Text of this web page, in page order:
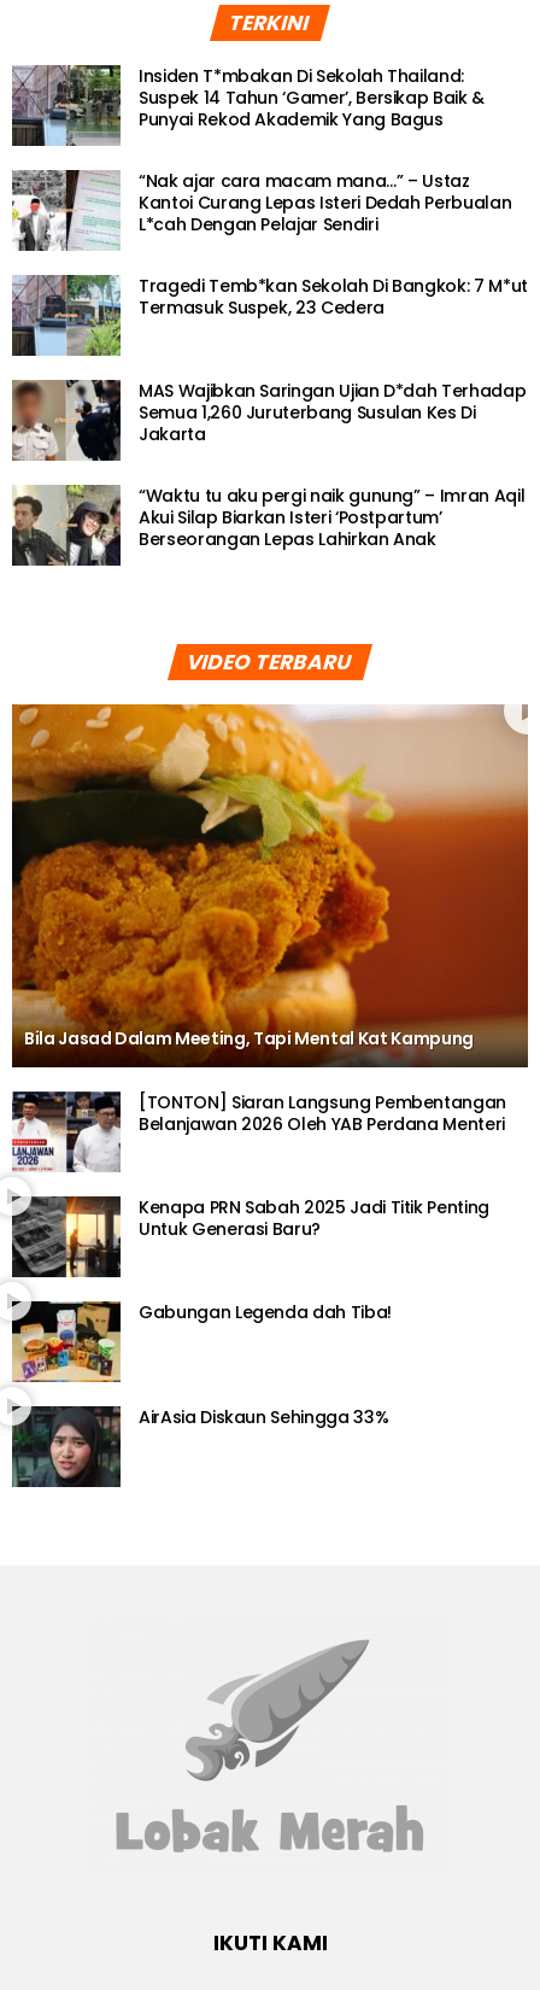
TERKINI
Insiden T*mbakan Di Sekolah Thailand:
Suspek 14 Tahun ‘Gamer’, Bersikap Baik &
Punyai Rekod Akademik Yang Bagus
“Nak ajar cara macam mana…” – Ustaz
Kantoi Curang Lepas Isteri Dedah Perbualan
L*cah Dengan Pelajar Sendiri
Tragedi Temb*kan Sekolah Di Bangkok: 7 M*ut
Termasuk Suspek, 23 Cedera
MAS Wajibkan Saringan Ujian D*dah Terhadap
Semua 1,260 Juruterbang Susulan Kes Di
Jakarta
“Waktu tu aku pergi naik gunung” – Imran Aqil
Akui Silap Biarkan Isteri ‘Postpartum’
Berseorangan Lepas Lahirkan Anak
VIDEO TERBARU
Bila Jasad Dalam Meeting, Tapi Mental Kat Kampung
[TONTON] Siaran Langsung Pembentangan
Belanjawan 2026 Oleh YAB Perdana Menteri
Kenapa PRN Sabah 2025 Jadi Titik Penting
Untuk Generasi Baru?
Gabungan Legenda dah Tiba!
AirAsia Diskaun Sehingga 33%
IKUTI KAMI